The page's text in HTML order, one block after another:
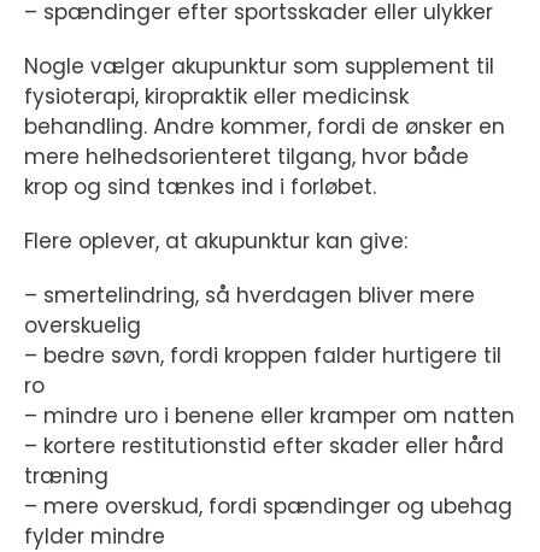
– spændinger efter sportsskader eller ulykker
Nogle vælger akupunktur som supplement til
fysioterapi, kiropraktik eller medicinsk
behandling. Andre kommer, fordi de ønsker en
mere helhedsorienteret tilgang, hvor både
krop og sind tænkes ind i forløbet.
Flere oplever, at akupunktur kan give:
– smertelindring, så hverdagen bliver mere
overskuelig
– bedre søvn, fordi kroppen falder hurtigere til
ro
– mindre uro i benene eller kramper om natten
– kortere restitutionstid efter skader eller hård
træning
– mere overskud, fordi spændinger og ubehag
fylder mindre